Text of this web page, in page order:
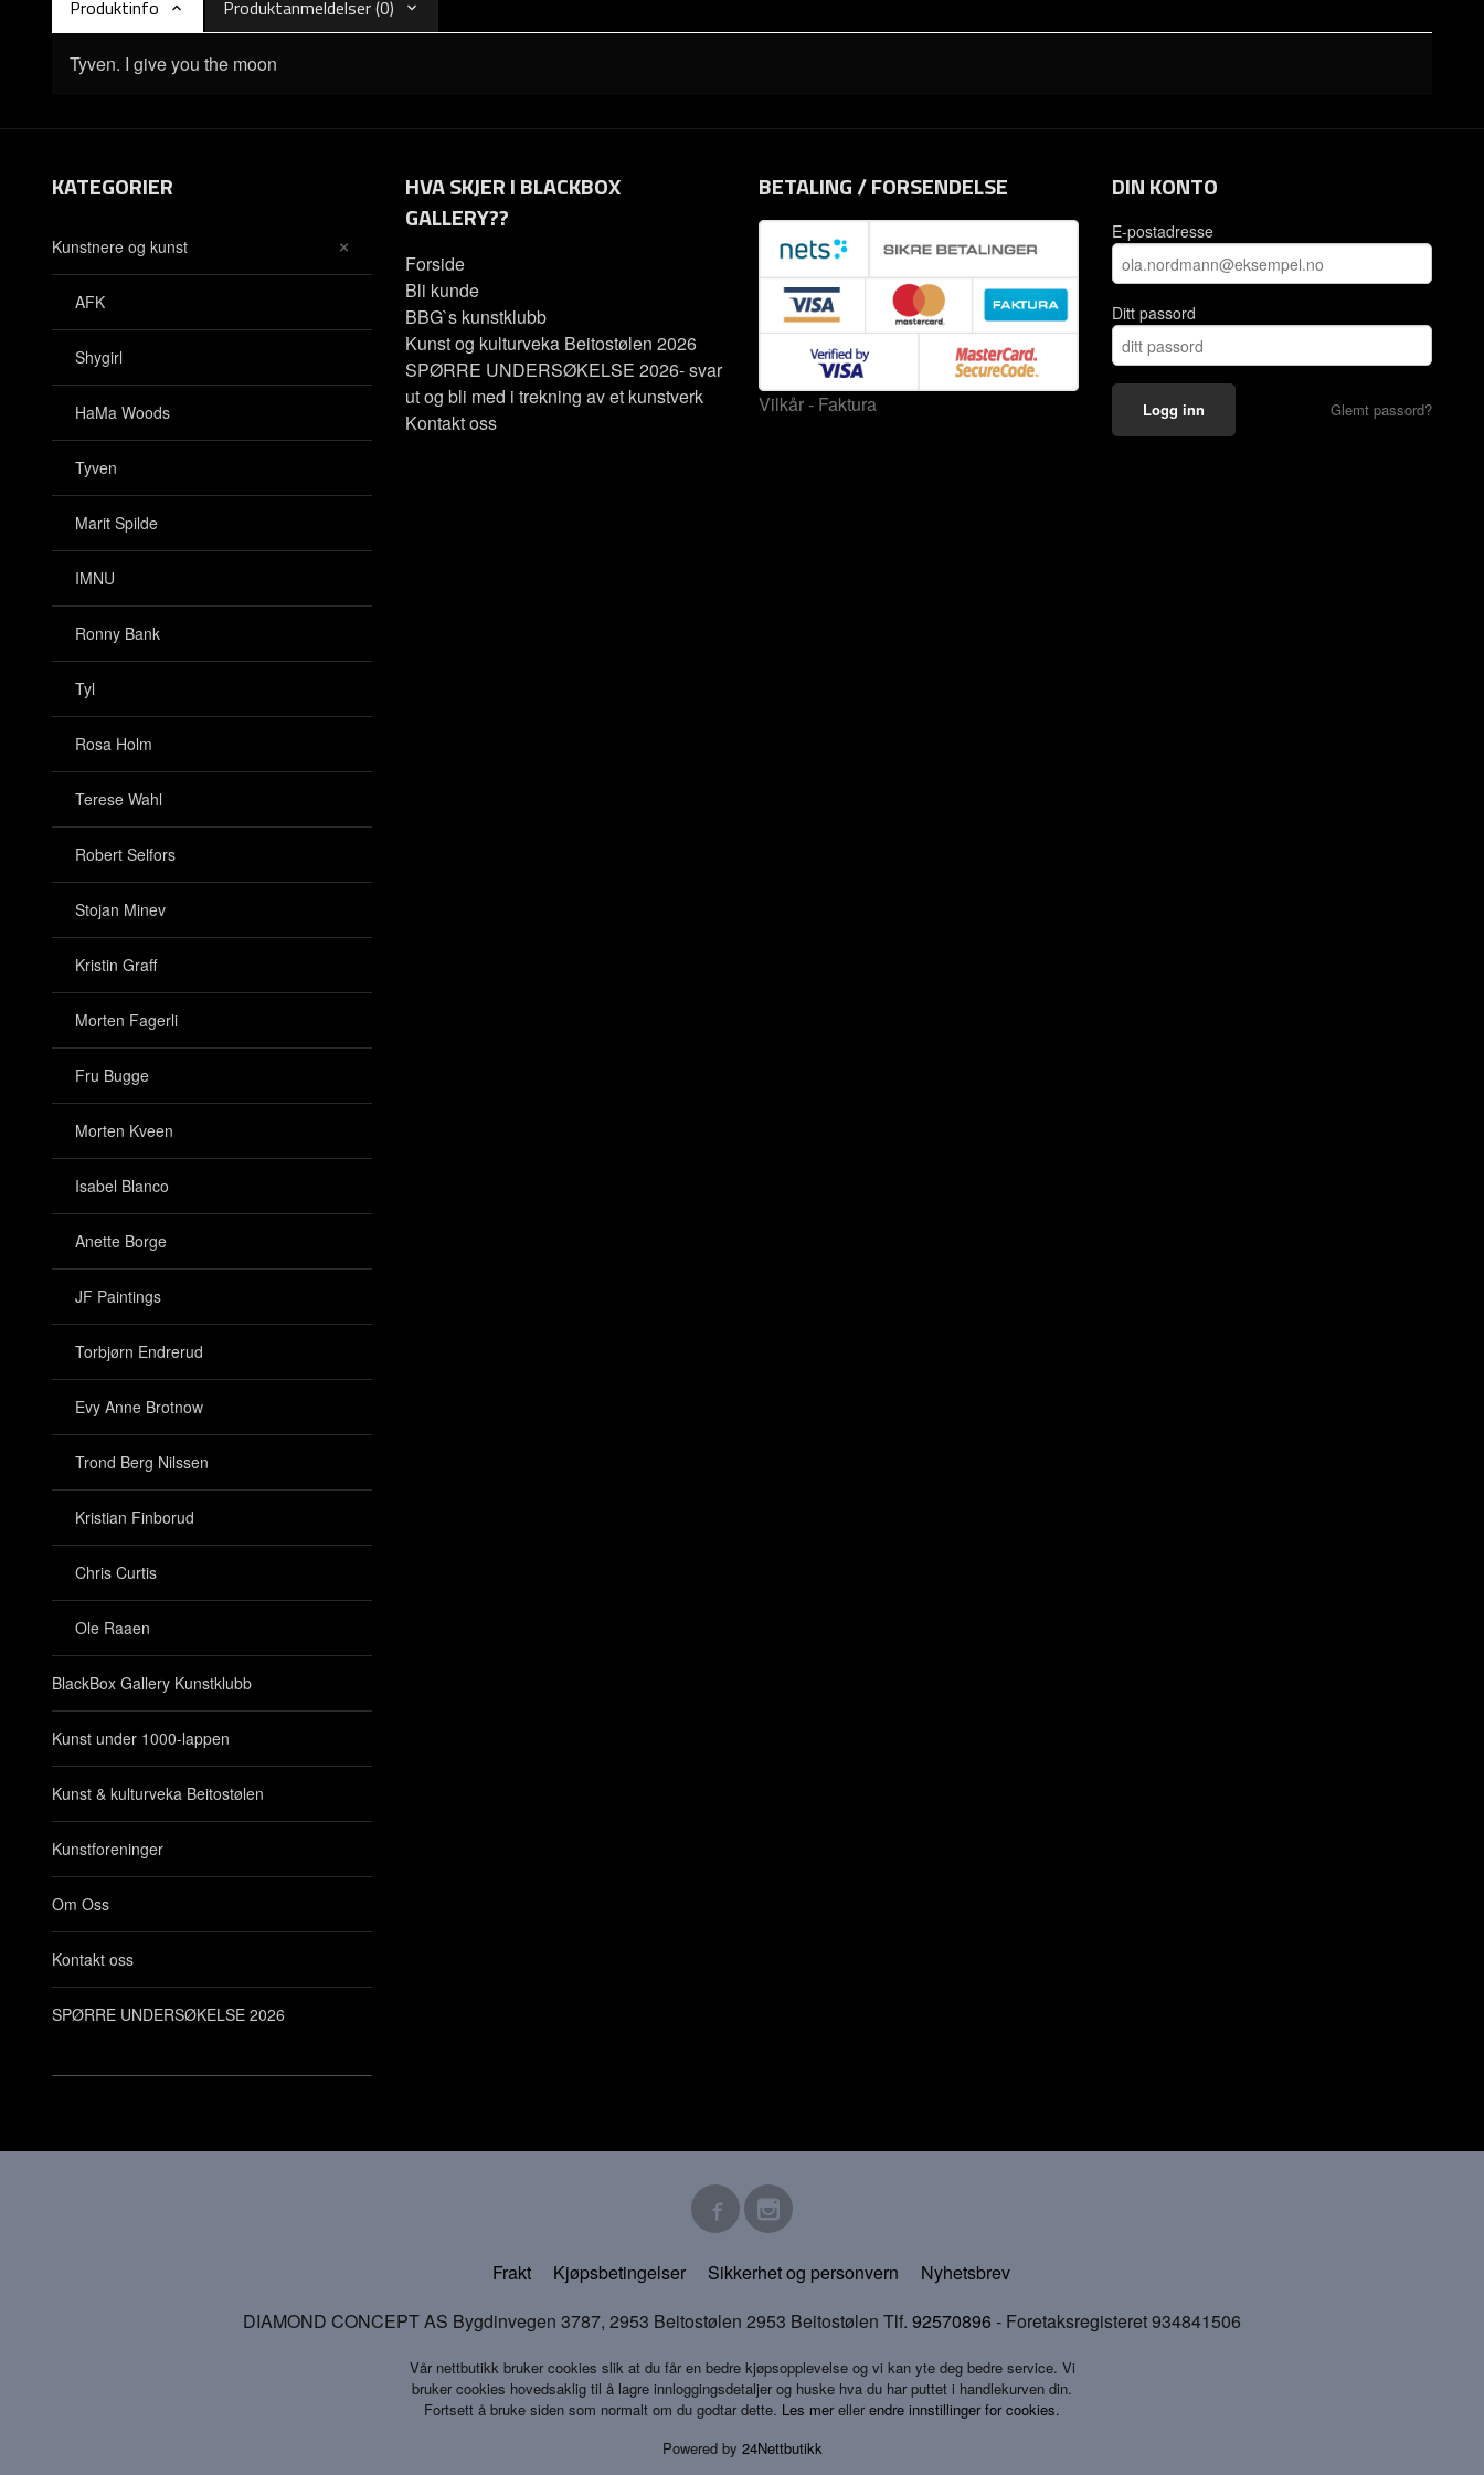
Produktinfo Produktanmeldelser (0)
Tyven. I give you the moon
KATEGORIER
Kunstnere og kunst
AFK
Shygirl
HaMa Woods
Tyven
Marit Spilde
IMNU
Ronny Bank
Tyl
Rosa Holm
Terese Wahl
Robert Selfors
Stojan Minev
Kristin Graff
Morten Fagerli
Fru Bugge
Morten Kveen
Isabel Blanco
Anette Borge
JF Paintings
Torbjørn Endrerud
Evy Anne Brotnow
Trond Berg Nilssen
Kristian Finborud
Chris Curtis
Ole Raaen
BlackBox Gallery Kunstklubb
Kunst under 1000-lappen
Kunst & kulturveka Beitostølen
Kunstforeninger
Om Oss
Kontakt oss
SPØRRE UNDERSØKELSE 2026
HVA SKJER I BLACKBOX
GALLERY??
Forside
Bli kunde
BBG`s kunstklubb
Kunst og kulturveka Beitostølen 2026
SPØRRE UNDERSØKELSE 2026- svar
ut og bli med i trekning av et kunstverk
Kontakt oss
BETALING / FORSENDELSE
Vilkår - Faktura
DIN KONTO
E-postadresse
Ditt passord
Glemt passord?
Frakt Kjøpsbetingelser Sikkerhet og personvern
Nyhetsbrev
DIAMOND CONCEPT AS Bygdinvegen 3787, 2953 Beitostølen 2953 Beitostølen Tlf. 92570896 - Foretaksregisteret 934841506
Vår nettbutikk bruker cookies slik at du får en bedre kjøpsopplevelse og vi kan yte deg bedre service. Vi
bruker cookies hovedsaklig til å lagre innloggingsdetaljer og huske hva du har puttet i handlekurven din.
Fortsett å bruke siden som normalt om du godtar dette. Les mereller endre innstillinger for cookies.
Powered by 24Nettbutikk